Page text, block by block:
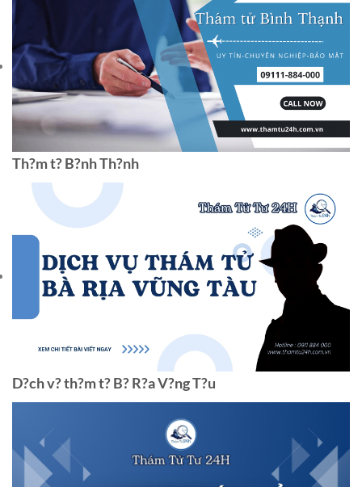
Th?m t? B?nh Th?nh
D?ch v? th?m t? B? R?a V?ng T?u